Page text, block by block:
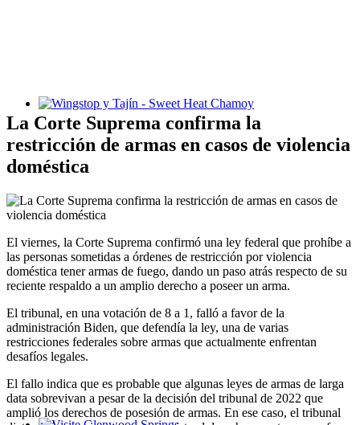
Wingstop y Tajín - Sweet Heat Chamoy
La Corte Suprema confirma la
restricción de armas en casos de violencia
doméstica
El viernes, la Corte Suprema confirmó una ley federal que prohíbe a
las personas sometidas a órdenes de restricción por violencia
doméstica tener armas de fuego, dando un paso atrás respecto de su
reciente respaldo a un amplio derecho a poseer un arma.
El tribunal, en una votación de 8 a 1, falló a favor de la
administración Biden, que defendía la ley, una de varias
restricciones federales sobre armas que actualmente enfrentan
desafíos legales.
El fallo indica que es probable que algunas leyes de armas de larga
data sobrevivan a pesar de la decisión del tribunal de 2022 que
amplió los derechos de posesión de armas. En ese caso, el tribunal